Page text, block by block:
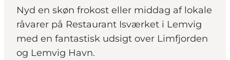
Nyd en skøn frokost eller middag af lokale
råvarer på Restaurant Isværket i Lemvig
med en fantastisk udsigt over Limfjorden
og Lemvig Havn.